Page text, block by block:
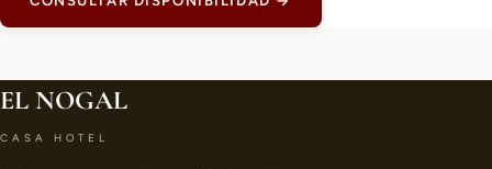
EL NOGAL
CASA HOTEL